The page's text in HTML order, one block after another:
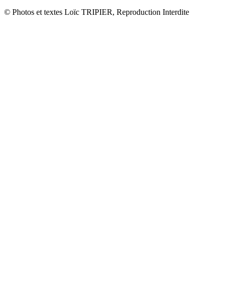
© Photos et textes Loïc TRIPIER, Reproduction Interdite